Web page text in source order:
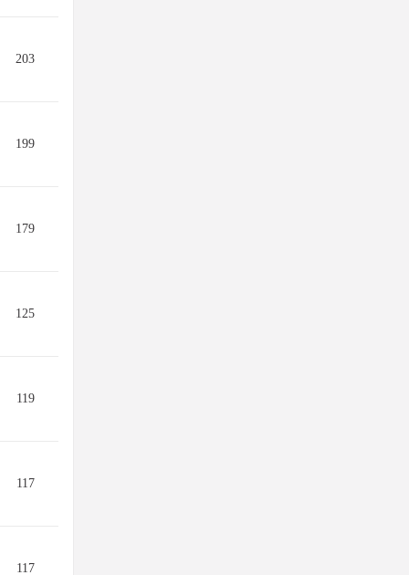
203
199
179
125
119
117
117